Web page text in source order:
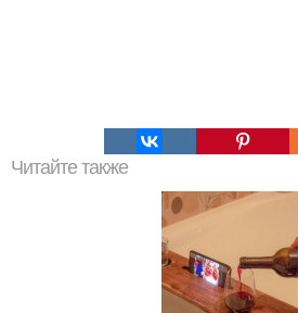
Читайте также